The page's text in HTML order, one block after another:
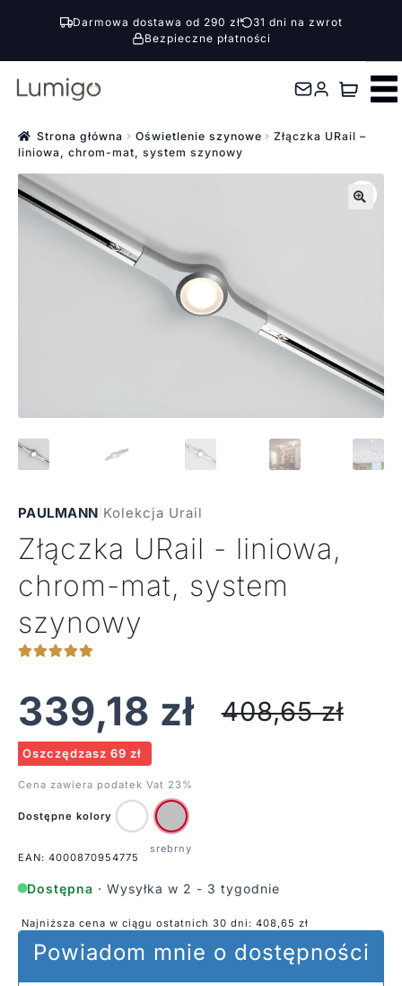
Darmowa dostawa od 290 zł
31 dni na zwrot
Bezpieczne płatności
Przejdź
nawigacji
Przejdź
treści Strona główna Oświetlenie szynowe
Złączka URail –
liniowa, chrom-mat, system szynowy
PAULMANN Kolekcja Urail
Złączka URail - liniowa,
chrom-mat, system
szynowy
339,18 zł 408,65zł
Oszczędzasz 69 zł
Cena zawiera podatek Vat 23%
Dostępne kolory
EAN: 4000870954775
Dostępna · Wysyłka w 2 - 3 tygodnie
Najniższa cena w ciągu ostatnich 30 dni: 408,65 zł
Powiadom mnie o dostępności